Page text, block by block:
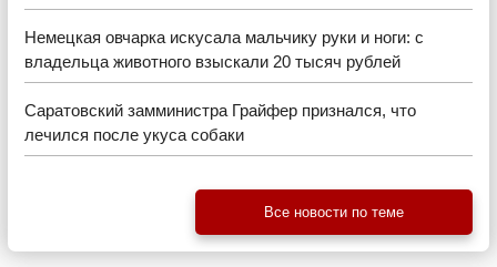
Немецкая овчарка искусала мальчику руки и ноги: с
владельца животного взыскали 20 тысяч рублей
Саратовский замминистра Грайфер признался, что
лечился после укуса собаки
Все новости по теме